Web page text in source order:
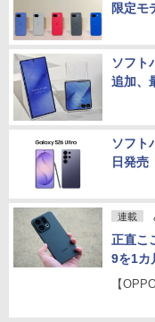
限定モ
ソフト
追加、
ソフト
日発
連載
正直こ
9を1カ
【